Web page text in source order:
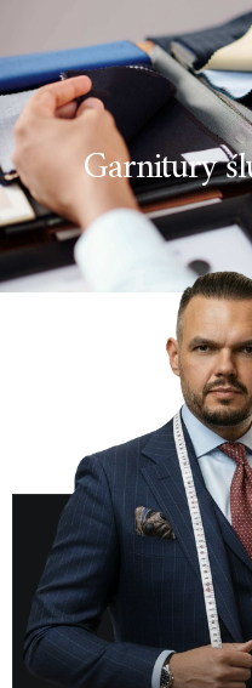
Garnitury